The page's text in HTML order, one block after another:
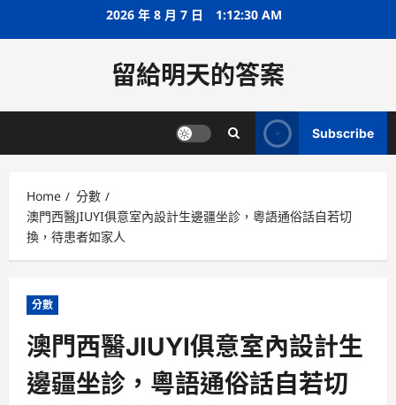
2026 年 8 月 7 日 1:12:30 AM
留給明天的答案
Subscribe
Home
分數
澳門西醫JIUYI俱意室內設計生邊疆坐診，粵語通俗話自若切
換，待患者如家人
分數
澳門西醫JIUYI俱意室內設計生
邊疆坐診，粵語通俗話自若切